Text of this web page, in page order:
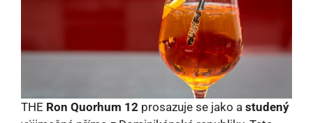
THE Ron Quorhum 12 prosazuje se jako a studený